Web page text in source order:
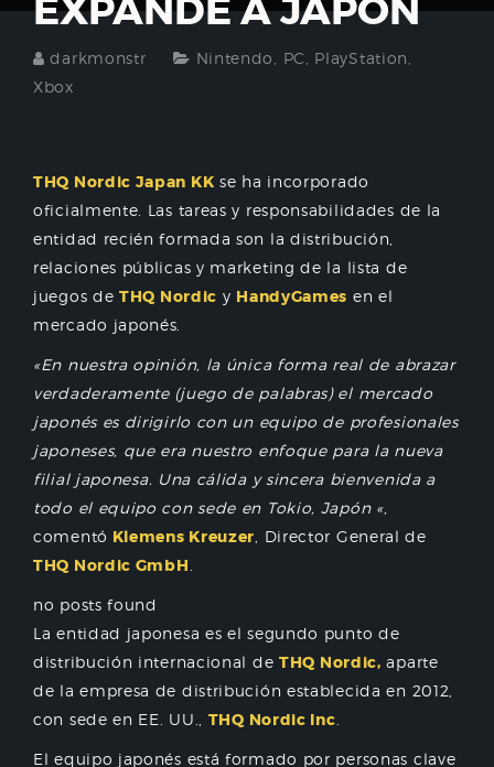
EXPANDE A JAPÓN
darkmonstr Nintendo PC PlayStation
Xbox
THQ Nordic Japan KK se ha incorporado
oficialmente. Las tareas y responsabilidades de la
entidad recién formada son la distribución,
relaciones públicas y marketing de la lista de
juegos de THQ Nordic y HandyGames en el
mercado japonés.
«En nuestra opinión, la única forma real de abrazar
verdaderamente (juego de palabras) el mercado
japonés es dirigirlo con un equipo de profesionales
japoneses, que era nuestro enfoque para la nueva
filial japonesa. Una cálida y sincera bienvenida a
todo el equipo con sede en Tokio, Japón «,
comentó Klemens Kreuzer , Director General de
THQ Nordic GmbH
no posts found
La entidad japonesa es el segundo punto de
distribución internacional de THQ Nordic, aparte
de la empresa de distribución establecida en 2012,
con sede en EE. UU., THQ Nordic Inc
El equipo japonés está formado por personas clave